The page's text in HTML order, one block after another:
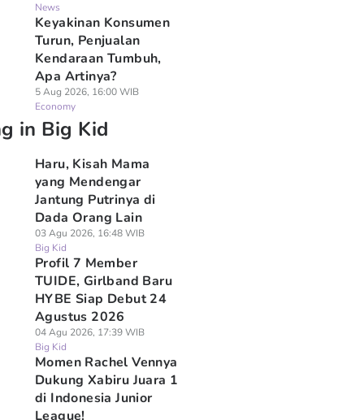
News
Keyakinan Konsumen
Turun, Penjualan
Kendaraan Tumbuh,
Apa Artinya?
5 Aug 2026, 16:00 WIB
Economy
in Big Kid
Haru, Kisah Mama
yang Mendengar
Jantung Putrinya di
Dada Orang Lain
03 Agu 2026, 16:48 WIB
Big Kid
Profil 7 Member
TUIDE, Girlband Baru
HYBE Siap Debut 24
Agustus 2026
04 Agu 2026, 17:39 WIB
Big Kid
Momen Rachel Vennya
Dukung Xabiru Juara 1
di Indonesia Junior
League!